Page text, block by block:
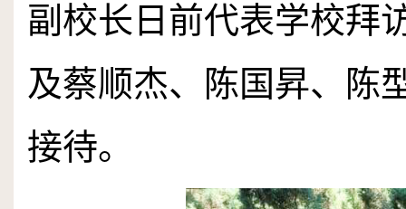
副校长日前代表学校拜
及蔡顺杰、陈国昇、陈
接待。